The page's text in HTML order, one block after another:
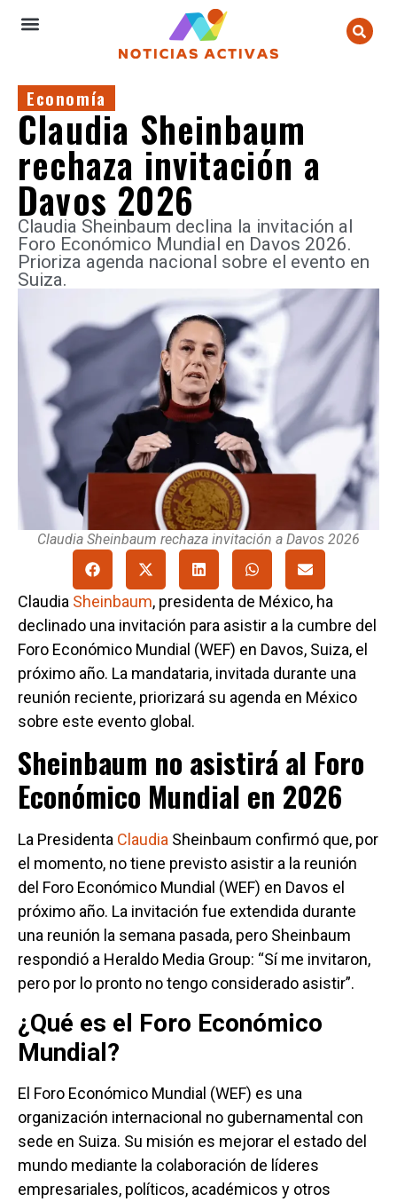
Economía
Claudia Sheinbaum
rechaza invitación a
Davos 2026
Claudia Sheinbaum declina la invitación al
Foro Económico Mundial en Davos 2026.
Prioriza agenda nacional sobre el evento en
Suiza.
Claudia Sheinbaum rechaza invitación a Davos 2026
Claudia Sheinbaum, presidenta de México, ha
declinado una invitación para asistir a la cumbre del
Foro Económico Mundial (WEF) en Davos, Suiza, el
próximo año. La mandataria, invitada durante una
reunión reciente, priorizará su agenda en México
sobre este evento global.
Sheinbaum no asistirá al Foro
Económico Mundial en 2026
La Presidenta Claudia Sheinbaum confirmó que, por
el momento, no tiene previsto asistir a la reunión
del Foro Económico Mundial (WEF) en Davos el
próximo año. La invitación fue extendida durante
una reunión la semana pasada, pero Sheinbaum
respondió a Heraldo Media Group: “Sí me invitaron,
pero por lo pronto no tengo considerado asistir”.
¿Qué es el Foro Económico
Mundial?
El Foro Económico Mundial (WEF) es una
organización internacional no gubernamental con
sede en Suiza. Su misión es mejorar el estado del
mundo mediante la colaboración de líderes
empresariales, políticos, académicos y otros